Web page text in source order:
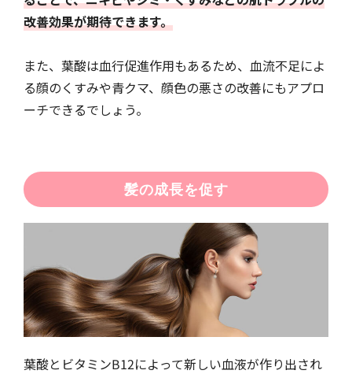
改善効果が期待できます。
また、葉酸は血行促進作用もあるため、血流不足によ
る顔のくすみや青クマ、顔色の悪さの改善にもアプロ
ーチできるでしょう。
髪の成長を促す
葉酸とビタミンB12によって新しい血液が作り出され